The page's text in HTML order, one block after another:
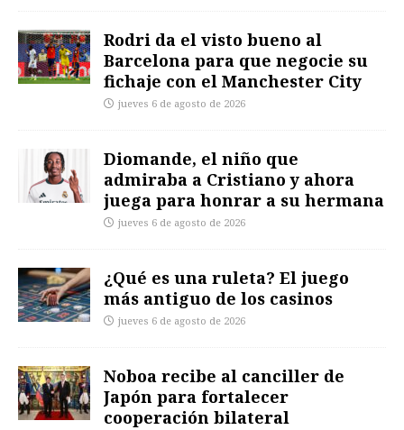
Rodri da el visto bueno al
Barcelona para que negocie su
fichaje con el Manchester City
jueves 6 de agosto de 2026
Diomande, el niño que
admiraba a Cristiano y ahora
juega para honrar a su hermana
jueves 6 de agosto de 2026
¿Qué es una ruleta? El juego
más antiguo de los casinos
jueves 6 de agosto de 2026
Noboa recibe al canciller de
Japón para fortalecer
cooperación bilateral